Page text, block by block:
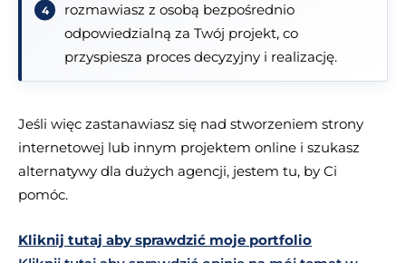
rozmawiasz z osobą bezpośrednio
odpowiedzialną za Twój projekt, co
przyspiesza proces decyzyjny i realizację.
Jeśli więc zastanawiasz się nad stworzeniem strony
internetowej lub innym projektem online i szukasz
alternatywy dla dużych agencji, jestem tu, by Ci
pomóc.
Kliknij tutaj aby sprawdzić moje portfolio